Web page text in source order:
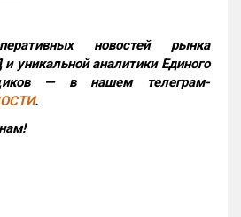
новостей рынка
уникальной аналитики Единого
— в нашем телеграм-
.